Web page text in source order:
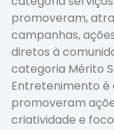
promoveram,
campanhas,
diretos à
categoria Mérito
Entretenimento é
promoveram
criatividade e